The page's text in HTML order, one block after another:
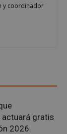
y coordinador
gratis
2026